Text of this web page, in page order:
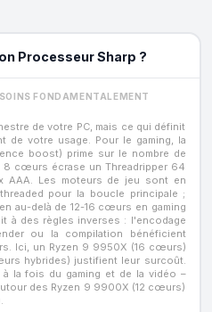
Processeur Sharp ?
FONDAMENTALEMENT
de votre PC, mais ce qui définit
de votre usage. Pour le gaming, la
boost) prime sur le nombre de
cœurs écrase un Threadripper 64
AAA. Les moteurs de jeu sont en
pour la boucle principale ;
au-delà de 12-16 cœurs en gaming
à des règles inverses : l'encodage
ou la compilation bénéficient
Ici, un Ryzen 9 9950X (16 cœurs)
hybrides) justifient leur surcoût.
la fois du gaming et de la vidéo –
des Ryzen 9 9900X (12 cœurs)